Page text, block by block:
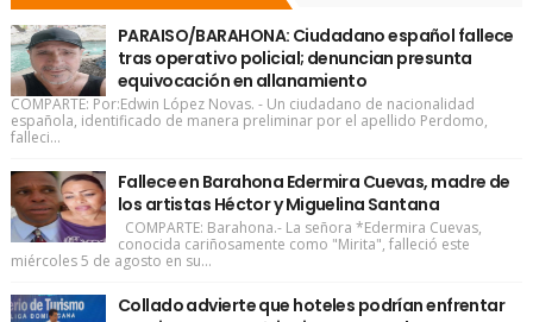
PARAISO/BARAHONA: Ciudadano español fallece
tras operativo policial; denuncian presunta
equivocación en allanamiento
COMPARTE: Por:Edwin López Novas. - Un ciudadano de nacionalidad
española, identificado de manera preliminar por el apellido Perdomo,
falleci...
Fallece en Barahona Edermira Cuevas, madre de
los artistas Héctor y Miguelina Santana
COMPARTE: Barahona.- La señora *Edermira Cuevas,
conocida cariñosamente como "Mirita", falleció este
miércoles 5 de agosto en su...
Collado advierte que hoteles podrían enfrentar